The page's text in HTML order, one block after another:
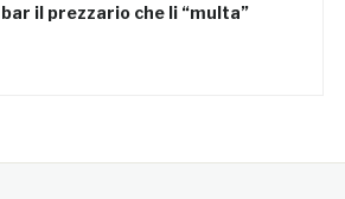
bar il prezzario che li “multa”